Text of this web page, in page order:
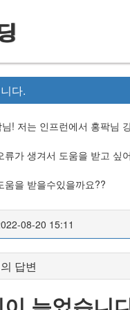
다.
! 저는 인프런에서 홍팍님
류가 생겨서 도움을 받고 싶
움을 받을수있을까요??
08-20 15:11
답변